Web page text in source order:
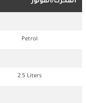
المحرك/الموتور
Petrol
2.5 Liters